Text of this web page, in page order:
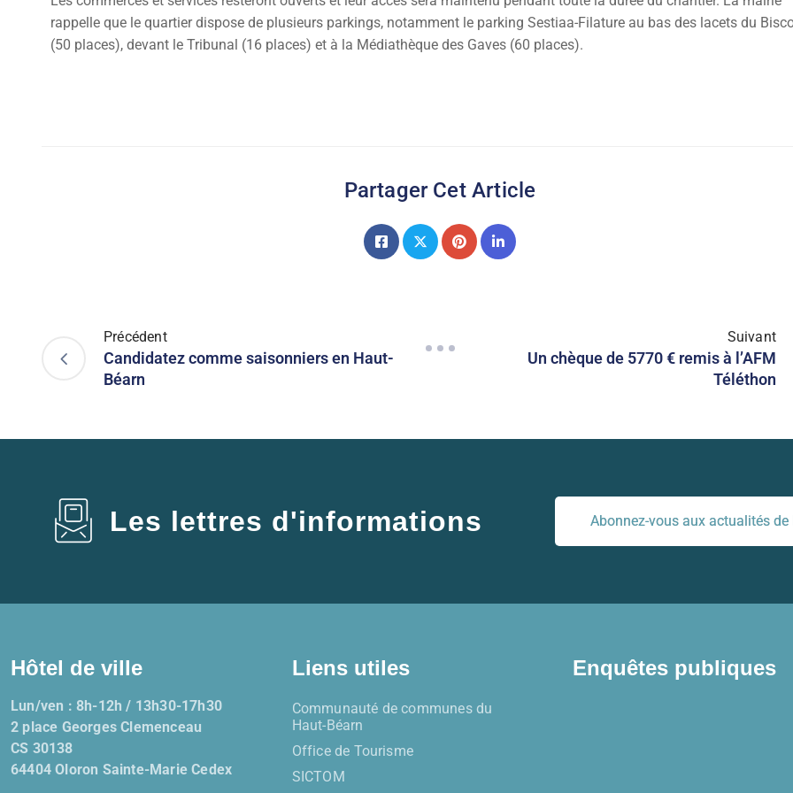
rappelle que le quartier dispose de plusieurs parkings, notamment le parking Sestiaa-Filature au bas des lacets du
(50 places), devant le Tribunal (16 places) et à la Médiathèque des Gaves (60 places).
Partager Cet Article
Précédent
Candidatez comme saisonniers en Haut-
Béarn
Suivant
Un chèque de 5770 € remis à l’AFM
Téléthon
Les lettres d'informations Abonnez-vous aux actualités de
Hôtel de ville
Lun/ven : 8h-12h / 13h30-17h30
2 place Georges Clemenceau
CS 30138
64404 Oloron Sainte-Marie Cedex
Liens utiles
Communauté de communes du
Haut-Béarn
Office de Tourisme
SICTOM
Enquêtes publiques